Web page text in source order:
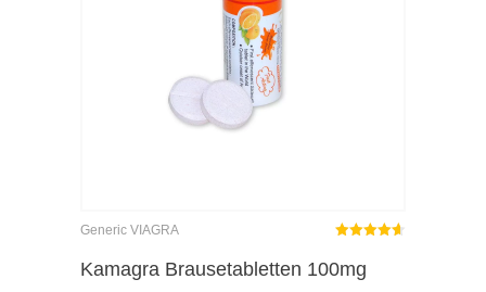
Generic VIAGRA
4.62
Kamagra Brausetabletten 100mg